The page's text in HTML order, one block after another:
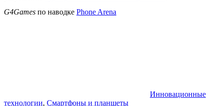
G4Games по наводке Phone Arena
Инновационные
технологии, Смартфоны и планшеты